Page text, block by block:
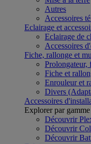
Autres
Accessoires
Eclairage et
Eclairage de
Accessoires
Fiche, rallonge et
Prolongateur,
Fiche et
Enrouleur et
Divers
Accessoires
Explorer par gamme
Découvrir
Découvrir
Découvrir